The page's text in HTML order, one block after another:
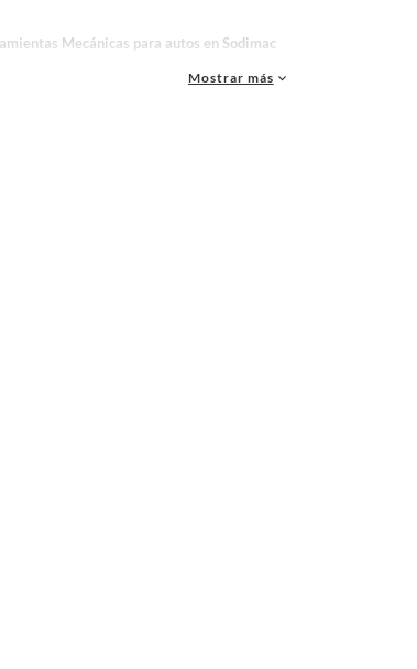
Mecánicas para autos en Sodimac
para tus proyectos y renovación de espacios. ¡Visítanos y descubre
Mostrar más